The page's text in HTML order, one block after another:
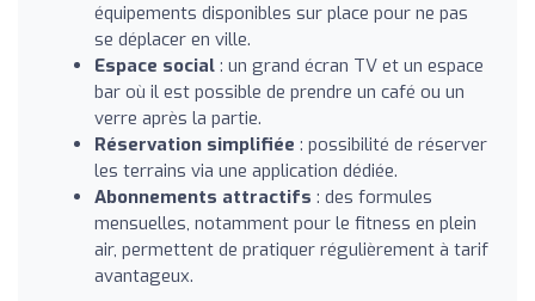
équipements disponibles sur place pour ne pas
se déplacer en ville.
Espace social : un grand écran TV et un espace
bar où il est possible de prendre un café ou un
verre après la partie.
Réservation simplifiée : possibilité de réserver
les terrains via une application dédiée.
Abonnements attractifs : des formules
mensuelles, notamment pour le fitness en plein
air, permettent de pratiquer régulièrement à tarif
avantageux.